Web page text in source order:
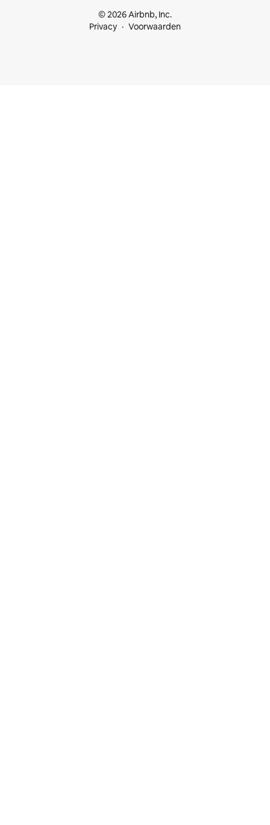
© 2026 Airbnb, Inc.
Privacy
Voorwaarden